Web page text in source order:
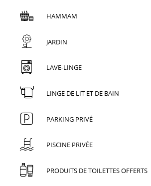
HAMMAM
JARDIN
LAVE-LINGE
LINGE DE LIT ET DE BAIN
PARKING PRIVÉ
PISCINE PRIVÉE
PRODUITS DE TOILETTES OFFERTS